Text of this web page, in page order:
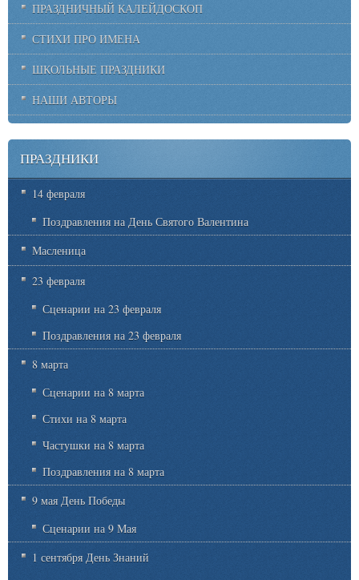
ПРАЗДНИЧНЫЙ КАЛЕЙДОСКОП
СТИХИ ПРО ИМЕНА
ШКОЛЬНЫЕ ПРАЗДНИКИ
НАШИ АВТОРЫ
ПРАЗДНИКИ
14 февраля
Поздравления на День Святого Валентина
Масленица
23 февраля
Сценарии на 23 февраля
Поздравления на 23 февраля
8 марта
Сценарии на 8 марта
Стихи на 8 марта
Частушки на 8 марта
Поздравления на 8 марта
9 мая День Победы
Сценарии на 9 Мая
1 сентября День Знаний